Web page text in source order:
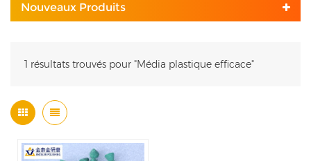
Nouveaux Produits
1 résultats trouvés pour "Média plastique efficace"